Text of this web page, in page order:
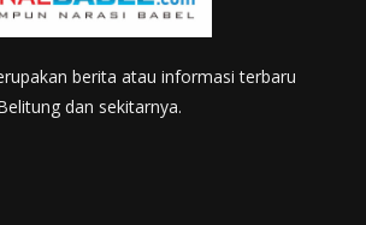
berita atau informasi terbaru
dan sekitarnya.